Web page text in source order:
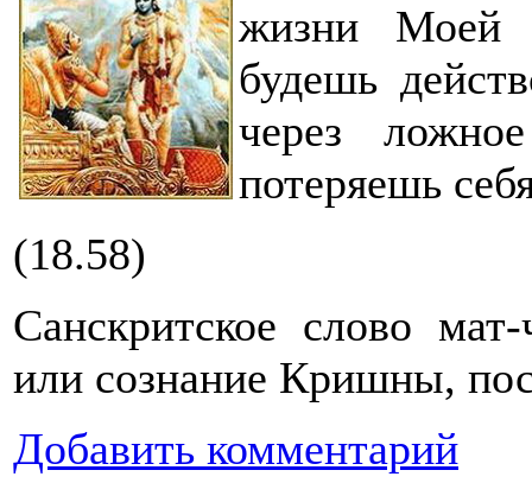
жизни Моей
будешь
через
потеряешь
(18.58)
Санскритское слово
или сознание Кришны,
Добавить комментарий